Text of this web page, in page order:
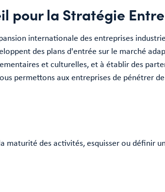
pour la Stratégie
internationale des entreprises
des plans d'entrée sur le marché
et culturelles, et à établir des
permettons aux entreprises de pénétrer
des activités, esquisser ou définir